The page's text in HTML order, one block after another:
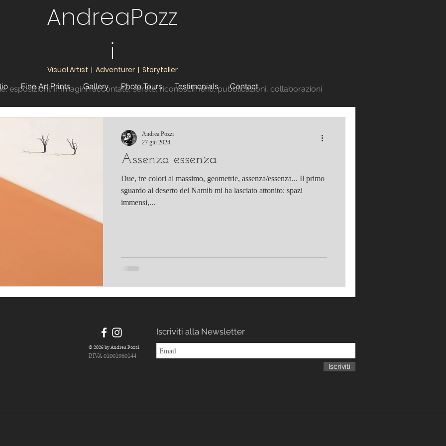
esposizioni, immagini raccontate, serate, riconoscimenti, pubblicazioni, collaborazioni
Assenza essenza
Due, tre colori al massimo, geometrie, assenza/essenza... Il primo
sguardo al deserto del Namib mi ha lasciato attonito: spazi
immensi,...
Andrea Pozzi
27 giu 2024
AndreaPozz
i
Visual Artist | Adventurer | Storyteller
Contact
Testimonials
Photo Tours
Gallery
Fine Art Prints
© 2026 by Andrea Pozzi
P.IVA 01001950144
Iscriviti alla Newsletter
Iscriviti